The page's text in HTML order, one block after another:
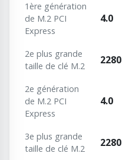
1ère génération
de M.2 PCI
Express
4.0
2e plus grande
taille de clé M.2
2280
2e génération
de M.2 PCI
Express
4.0
3e plus grande
taille de clé M.2
2280